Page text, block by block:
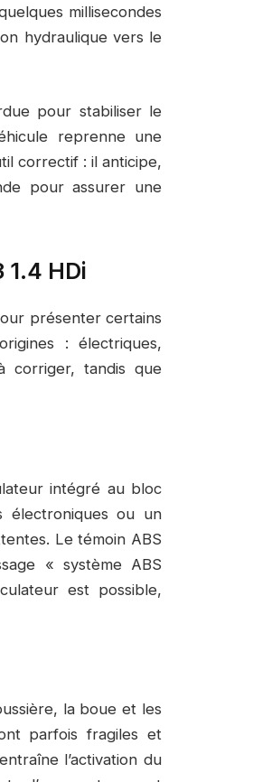
millisecondes
hydraulique vers le
pour stabiliser le
reprenne une
correctif : il anticipe,
pour assurer une
HDi
présenter certains
: électriques,
corriger, tandis que
intégré au bloc
électroniques ou un
Le témoin ABS
« système ABS
est possible,
la boue et les
parfois fragiles et
l’activation du